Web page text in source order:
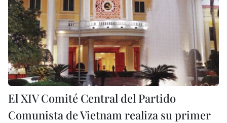
El XIV Comité Central del Partido
Comunista de Vietnam realiza su primer